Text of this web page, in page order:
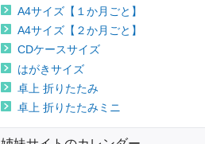
A4サイズ【１か月ごと】
A4サイズ【２か月ごと】
CDケースサイズ
はがきサイズ
卓上 折りたたみ
卓上 折りたたみミニ